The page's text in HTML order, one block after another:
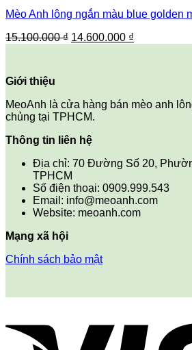
Mèo Anh lông ngắn màu blue golden
15.100.000₫ Giá
14.600.000 ₫
Giới thiệu
MeoAnh là cửa hàng bán mèo anh
chủng tại TPHCM.
Thông tin liên hệ
Địa chỉ: 70 Đường Số 20,
TPHCM
Số điện thoại: 0909.999.543
Email: info@meoanh.com
Website: meoanh.com
Mạng xã hội
Chính sách bảo mật